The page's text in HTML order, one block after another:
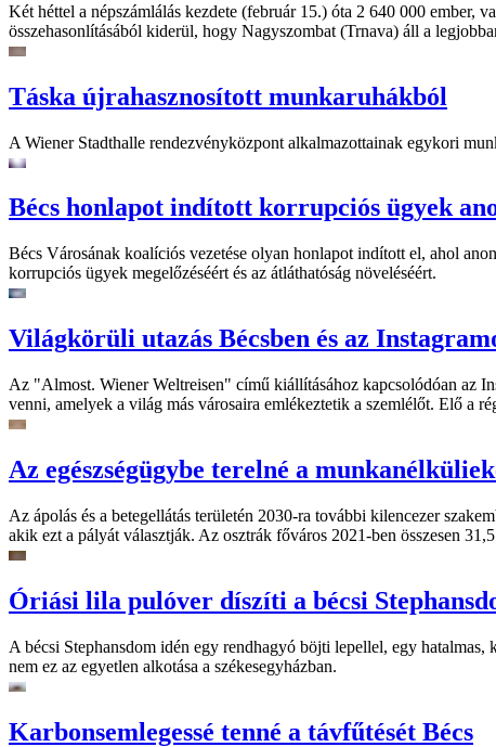
Két héttel a népszámlálás kezdete (február 15.) óta 2 640 000 ember,
összehasonlításából kiderül, hogy Nagyszombat (Trnava) áll a
Táska újrahasznosított munkaruhákból
A Wiener Stadthalle rendezvényközpont alkalmazottainak egykori
Bécs honlapot indított korrupciós ügyek
Bécs Városának koalíciós vezetése olyan honlapot indított el, ahol
korrupciós ügyek megelőzéséért és az átláthatóság növeléséért.
Világkörüli utazás Bécsben és az
Az "Almost. Wiener Weltreisen" című kiállításához kapcsolódóan az
venni, amelyek a világ más városaira emlékeztetik a szemlélőt. Elő a
Az egészségügybe terelné a
Az ápolás és a betegellátás területén 2030-ra további kilencezer
akik ezt a pályát választják. Az osztrák főváros 2021-ben összesen
Óriási lila pulóver díszíti a bécsi
A bécsi Stephansdom idén egy rendhagyó böjti lepellel, egy
nem ez az egyetlen alkotása a székesegyházban.
Karbonsemlegessé tenné a távfűtését Bécs